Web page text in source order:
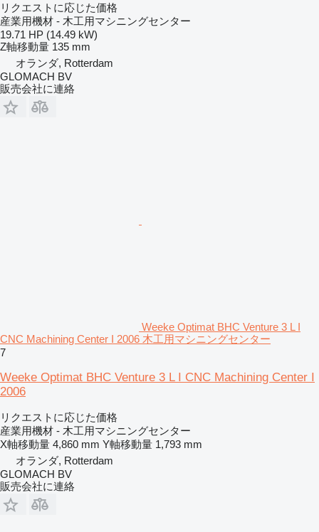
リクエストに応じた価格
産業用機材 - 木工用マシニングセンター
19.71 HP (14.49 kW)
Z軸移動量 135 mm
オランダ, Rotterdam
GLOMACH BV
販売会社に連絡
Weeke Optimat BHC Venture 3 L I
CNC Machining Center I 2006 木工用マシニングセンター
7
Weeke Optimat BHC Venture 3 L I CNC Machining Center I
2006
リクエストに応じた価格
産業用機材 - 木工用マシニングセンター
X軸移動量 4,860 mm Y軸移動量 1,793 mm
オランダ, Rotterdam
GLOMACH BV
販売会社に連絡